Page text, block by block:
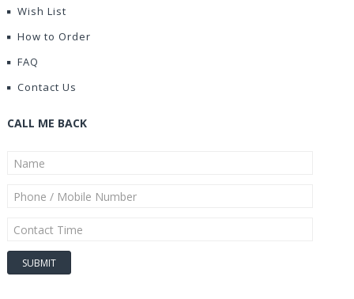
Wish List
How to Order
FAQ
Contact Us
CALL ME BACK